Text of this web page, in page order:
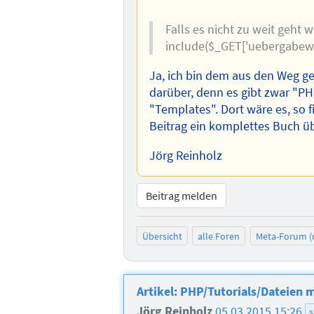
Falls es nicht zu weit geht
Ja, ich bin dem aus den Weg
darüber, denn es gibt zwar
"Templates". Dort wäre es, so
Beitrag ein komplettes Buch
Jörg Reinholz
Beitrag melden
Übersicht alle Foren Meta-Forum
Artikel: PHP/Tutorials/Dateien